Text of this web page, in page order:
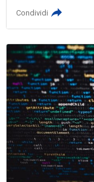
Condividi